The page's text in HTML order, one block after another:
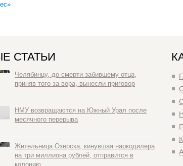
СТАТЬИ
Челябинцу, до смерти забившему отца,
приняв того за вора, вынесли приговор
НМУ возвращаются на Южный Урал после
месячного перерыва
Жительница Озерска, кинувшая наркодилера
на три миллиона рублей, отправится в
колонию